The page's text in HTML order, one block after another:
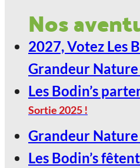
Nos
2027, Votez Les
Grandeur Nature
Les Bodin’s
Sortie 2025 !
Grandeur
Les Bodin’s